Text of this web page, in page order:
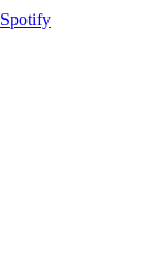
Spotify